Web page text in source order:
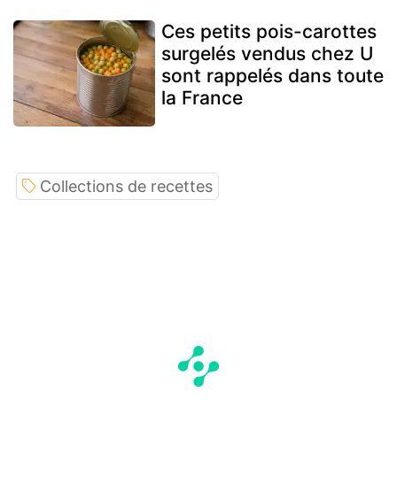
Ces petits pois-carottes
surgelés vendus chez U
sont rappelés dans toute
la France
Collections de recettes